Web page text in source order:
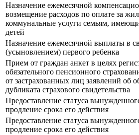
Назначение ежемесячной
возмещение расходов по оплате за
коммунальные услуги семьям,
детей
Назначение ежемесячной выплаты в
(усыновлением) первого ребенка
Прием от граждан анкет в целях
обязательного пенсионного
от застрахованных лиц заявлений об
дубликата страхового свидетельства
Предоставление статуса
продление срока его действия
Предоставление статуса
продление срока его действия